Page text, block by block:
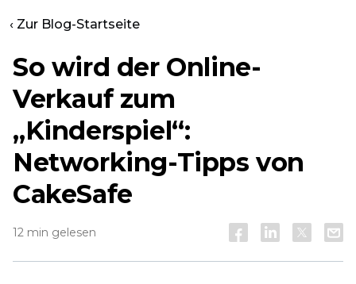
‹ Zur Blog-Startseite
So wird der Online-
Verkauf zum
„Kinderspiel“:
Networking-Tipps von
CakeSafe
12 min gelesen